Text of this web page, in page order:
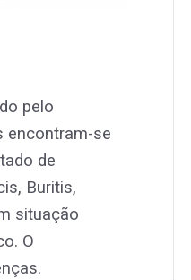
pelo
encontram-se
de
Buritis,
situação
O